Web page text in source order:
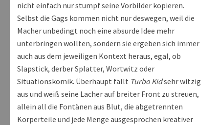
nicht einfach nur stumpf seine Vorbilder kopieren.
Selbst die Gags kommen nicht nur deswegen, weil die
Macher unbedingt noch eine absurde Idee mehr
unterbringen wollten, sondern sie ergeben sich immer
auch aus dem jeweiligen Kontext heraus, egal, ob
Slapstick, derber Splatter, Wortwitz oder
Situationskomik. Überhaupt fällt Turbo Kidsehr witzig
aus und weiß seine Lacher auf breiter Front zu streuen,
allein all die Fontänen aus Blut, die abgetrennten
Körperteile und jede Menge ausgesprochen kreativer